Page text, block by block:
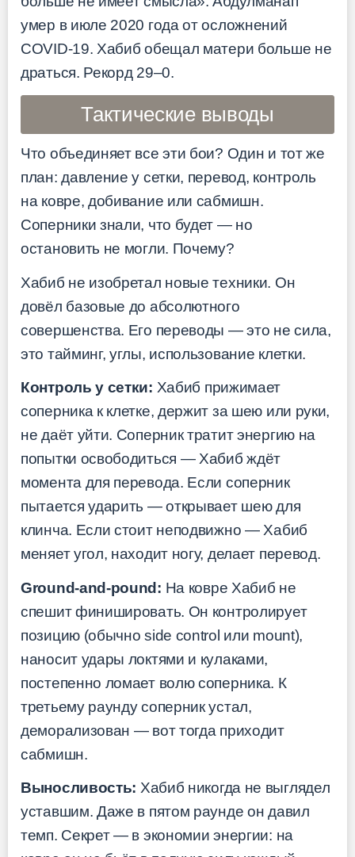
умер в июле 2020 года от осложнений
COVID-19. Хабиб обещал матери больше не
драться. Рекорд 29–0.
Тактические выводы
Что объединяет все эти бои? Один и тот же
план: давление у сетки, перевод, контроль
на ковре, добивание или сабмишн.
Соперники знали, что будет — но
остановить не могли. Почему?
Хабиб не изобретал новые техники. Он
довёл базовые до абсолютного
совершенства. Его переводы — это не сила,
это тайминг, углы, использование клетки.
Контроль у сетки: Хабиб прижимает
соперника к клетке, держит за шею или руки,
не даёт уйти. Соперник тратит энергию на
попытки освободиться — Хабиб ждёт
момента для перевода. Если соперник
пытается ударить — открывает шею для
клинча. Если стоит неподвижно — Хабиб
меняет угол, находит ногу, делает перевод.
Ground-and-pound: На ковре Хабиб не
спешит финишировать. Он контролирует
позицию (обычно side control или mount),
наносит удары локтями и кулаками,
постепенно ломает волю соперника. К
третьему раунду соперник устал,
деморализован — вот тогда приходит
сабмишн.
Выносливость: Хабиб никогда не выглядел
уставшим. Даже в пятом раунде он давил
темп. Секрет — в экономии энергии: на